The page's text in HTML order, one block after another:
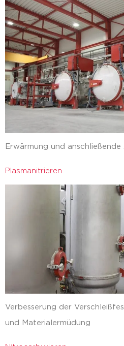
Erwärmung und
Plasmanitrieren
Verbesserung der
und Materialermüdung